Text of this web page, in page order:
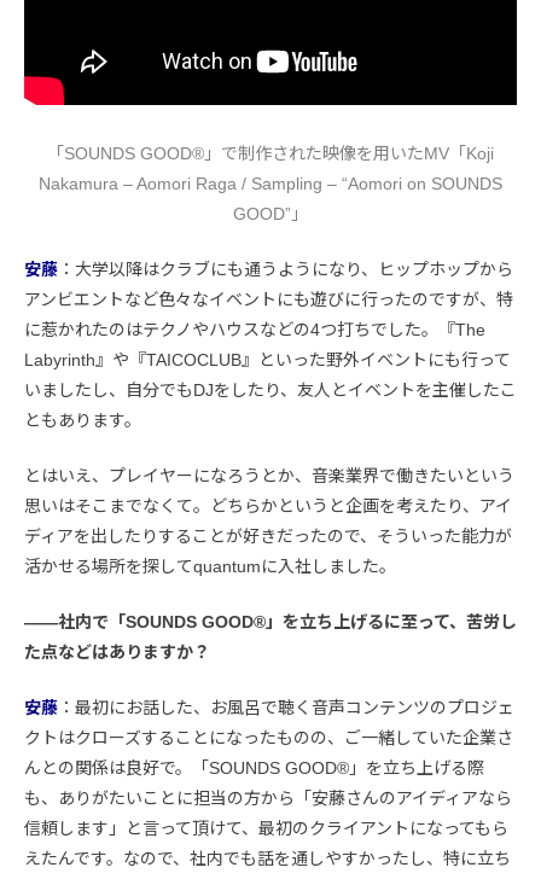
「SOUNDS GOOD®︎」で制作された映像を用いたMV「Koji
Nakamura – Aomori Raga / Sampling – “Aomori on SOUNDS
GOOD”」
安藤 ：大学以降はクラブにも通うようになり、ヒップホップから
アンビエントなど色々なイベントにも遊びに行ったのですが、特
に惹かれたのはテクノやハウスなどの4つ打ちでした。『The
Labyrinth』や『TAICOCLUB』といった野外イベントにも行って
いましたし、自分でもDJをしたり、友人とイベントを主催したこ
ともあります。
とはいえ、プレイヤーになろうとか、音楽業界で働きたいという
思いはそこまでなくて。どちらかというと企画を考えたり、アイ
ディアを出したりすることが好きだったので、そういった能力が
活かせる場所を探してquantumに入社しました。
――社内で「SOUNDS GOOD®︎」を立ち上げるに至って、苦労し
た点などはありますか？
安藤 ：最初にお話した、お風呂で聴く音声コンテンツのプロジェ
クトはクローズすることになったものの、ご一緒していた企業さ
んとの関係は良好で。「SOUNDS GOOD®︎」を立ち上げる際
も、ありがたいことに担当の方から「安藤さんのアイディアなら
信頼します」と言って頂けて、最初のクライアントになってもら
えたんです。なので、社内でも話を通しやすかったし、特に立ち